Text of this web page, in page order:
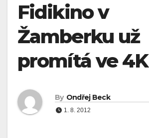
Fidikino v
Žamberku už
promítá ve 4K
By Ondřej Beck
1. 8. 2012